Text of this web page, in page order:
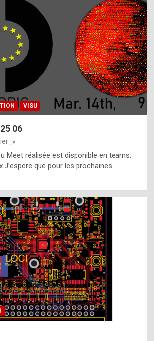
h
a
t
t
e
b
e
s
t
p
h
o
n
y
VISU
06
Meet réalisée est disponible en teams.
que pour les prochaines